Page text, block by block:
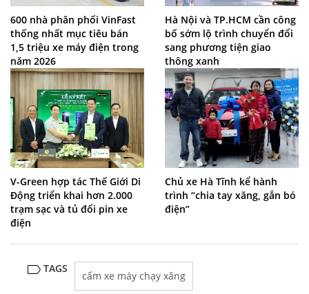
600 nhà phân phối VinFast
thống nhất mục tiêu bán
1,5 triệu xe máy điện trong
năm 2026
Hà Nội và TP.HCM cần công
bố sớm lộ trình chuyển đổi
sang phương tiện giao
thông xanh
V-Green hợp tác Thế Giới Di
Động triển khai hơn 2.000
trạm sạc và tủ đổi pin xe
điện
Chủ xe Hà Tĩnh kể hành
trình “chia tay xăng, gắn bó
điện”
TAGS
cấm xe máy chạy xăng